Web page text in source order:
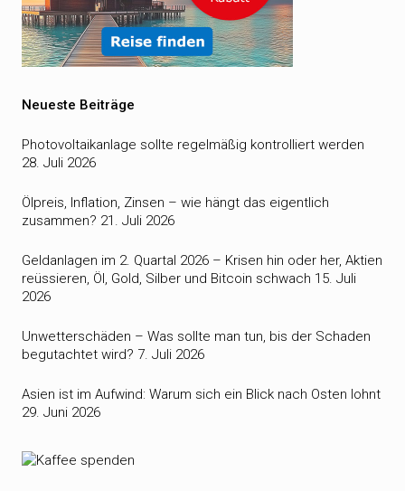
Neueste Beiträge
Photovoltaikanlage sollte regelmäßig kontrolliert werden
28. Juli 2026
Ölpreis, Inflation, Zinsen – wie hängt das eigentlich
zusammen? 21. Juli 2026
Geldanlagen im 2. Quartal 2026 – Krisen hin oder her, Aktien
reüssieren, Öl, Gold, Silber und Bitcoin schwach 15. Juli
2026
Unwetterschäden – Was sollte man tun, bis der Schaden
begutachtet wird? 7. Juli 2026
Asien ist im Aufwind: Warum sich ein Blick nach Osten lohnt
29. Juni 2026